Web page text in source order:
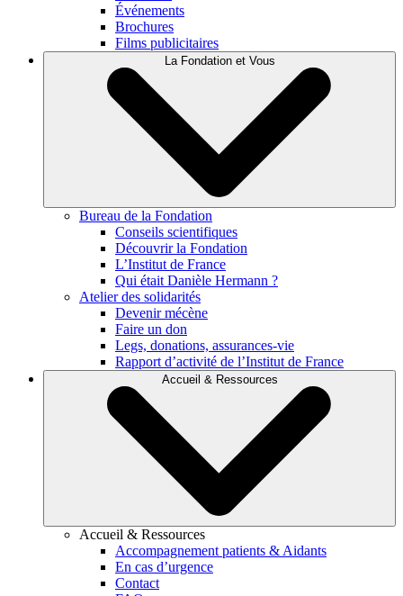
Événements
Brochures
Films publicitaires
La Fondation et Vous
Bureau de la Fondation
Conseils scientifiques
Découvrir la Fondation
L’Institut de France
Qui était Danièle Hermann ?
Atelier des solidarités
Devenir mécène
Faire un don
Legs, donations, assurances-vie
Rapport d’activité de l’Institut de France
Accueil & Ressources
Accueil & Ressources
Accompagnement patients & Aidants
En cas d’urgence
Contact